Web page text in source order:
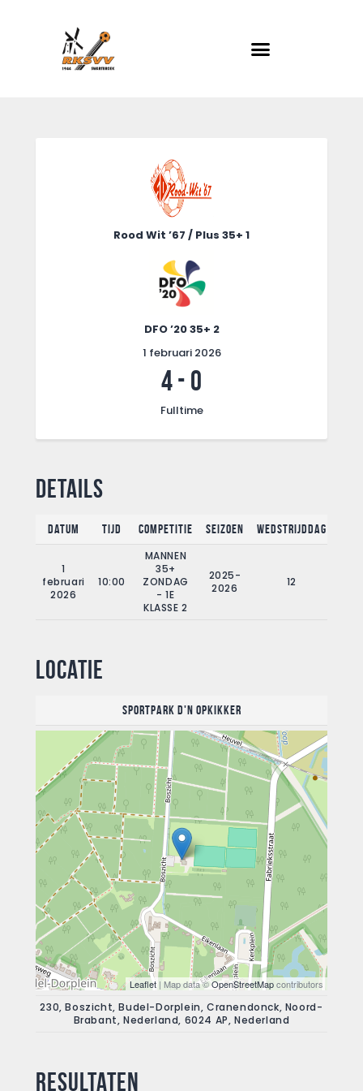
Evenementen
Rood Wit ’67 / Plus 35+ 1
DFO ’20 35+ 2
1 februari 2026
4- 0
Fulltime
Details
Datum Tijd Competitie Seizoen Wedstrijddag
1
februari
2026
10:00
MANNEN
35+
ZONDAG
- 1E
KLASSE 2
2025-
2026
12
Locatie
Sportpark d'n Opkikker
Leaflet | Map data ©OpenStreetMapcontributors
230, Boszicht, Budel-Dorplein, Cranendonck, Noord-
Brabant, Nederland, 6024 AP, Nederland
Resultaten